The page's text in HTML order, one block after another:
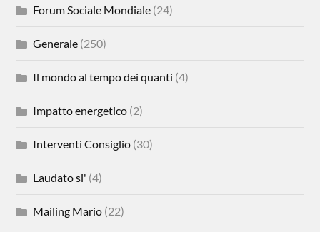
Forum Sociale Mondiale (24)
Generale (250)
Il mondo al tempo dei quanti (4)
Impatto energetico (2)
Interventi Consiglio (30)
Laudato si' (4)
Mailing Mario (22)